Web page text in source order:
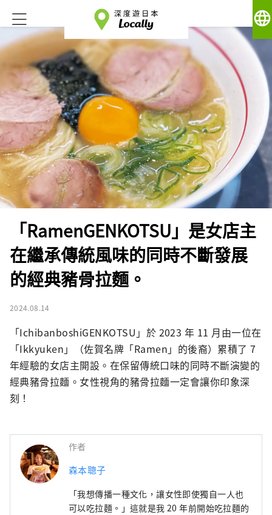
language
「RamenGENKOTSU」是女店主
在繼承傳統風味的同時不斷發展
的經典豬骨拉麵。
2024.08.14
「IchibanboshiGENKOTSU」於 2023 年 11 月由一位在
「Ikkyuken」（佐賀名牌「Ramen」的後裔）累積了 7
年經驗的女店主開設。在保留傳統口味的同時不斷演變的
經典豬骨拉麵。女性視角的豬骨拉麵一定會讓你印象深
刻！
作者
森本聰子
「我想傳播一種文化，讓女性即使獨自一人也
可以吃拉麵。」這就是我 20 年前開始吃拉麵的